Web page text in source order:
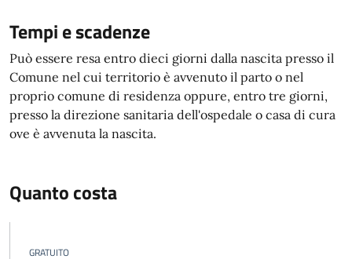
Tempi e scadenze
Può essere resa entro dieci giorni dalla nascita presso il
Comune nel cui territorio è avvenuto il parto o nel
proprio comune di residenza oppure, entro tre giorni,
presso la direzione sanitaria dell'ospedale o casa di cura
ove è avvenuta la nascita.
Quanto costa
GRATUITO